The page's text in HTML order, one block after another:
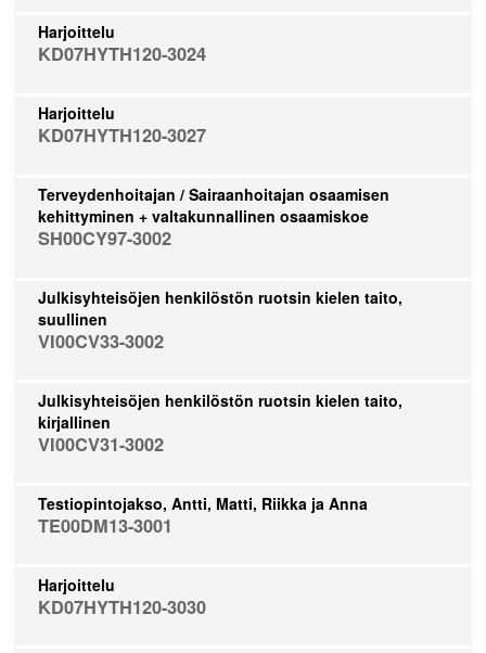
Harjoittelu
KD07HYTH120-3024
Harjoittelu
KD07HYTH120-3027
Terveydenhoitajan / Sairaanhoitajan osaamisen
kehittyminen + valtakunnallinen osaamiskoe
SH00CY97-3002
Julkisyhteisöjen henkilöstön ruotsin kielen taito,
suullinen
VI00CV33-3002
Julkisyhteisöjen henkilöstön ruotsin kielen taito,
kirjallinen
VI00CV31-3002
Testiopintojakso, Antti, Matti, Riikka ja Anna
TE00DM13-3001
Harjoittelu
KD07HYTH120-3030